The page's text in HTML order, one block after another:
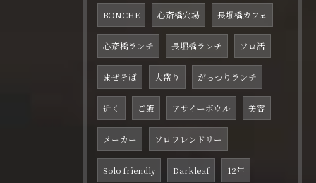
BONCHE 心斎橋穴場 長堀橋カフェ
心斎橋ランチ 長堀橋ランチ ソロ活
まぜそば 大盛り がっつりランチ
近く ご飯 アサイーボウル 美容
メーカー ソロフレンドリー
Solo friendly Darkleaf 12年